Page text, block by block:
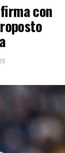
con